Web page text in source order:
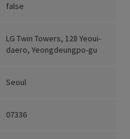
false
LG Twin Towers, 128 Yeoui-
daero, Yeongdeungpo-gu
Seoul
07336